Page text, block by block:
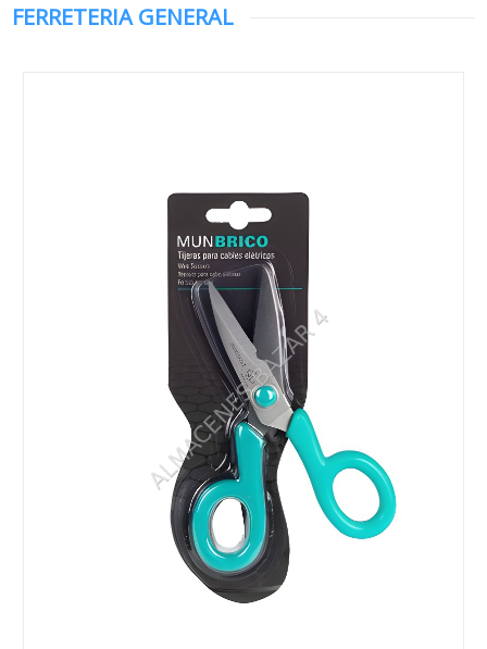
FERRETERIA GENERAL